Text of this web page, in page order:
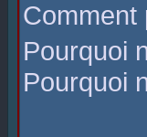
Pourquoi
Pourquoi